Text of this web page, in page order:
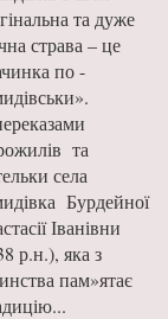
та дуже
страва – це
по -
та
села
Бурдейної
Іванівни
р.н.), яка з
пам»ятає